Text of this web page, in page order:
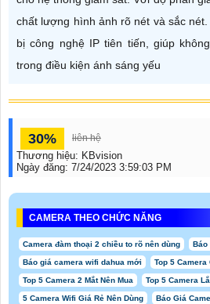
chất lượng hình ảnh rõ nét và sắc
bị công nghệ IP tiên tiến, giúp
trong điều kiện ánh sáng yếu
30% liên hệ
Thương hiệu: KBvision
Ngày đăng: 7/24/2023 3:59:03 PM
CAMERA THEO CHỨC NĂNG
Camera đàm thoại 2 chiều to rõ nên dùng Báo
Báo giá camera wifi dahua mới Top 5 Camera
Top 5 Camera 2 Mắt Nên Mua Top 5 Camera
5 Camera Wifi Giá Rẻ Nên Dùng Báo Giá